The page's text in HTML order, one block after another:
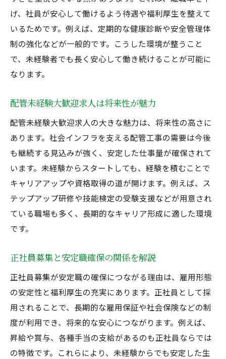
げ、社員が安心して働けるよう待遇や福利厚生を整えて
いるためです。例えば、定期的な健康診断や安全管理体
制の強化などが一般的です。こうした環境が整うこと
で、未経験者でも長く安心して働き続けることが可能に
なります。
配管未経験大歓迎求人は将来性が魅力
配管未経験大歓迎求人の大きな魅力は、将来性の高さに
あります。社会インフラを支える配管工事の需要は今後
も継続する見込みが強く、安定した仕事量が確保されて
います。未経験からスタートしても、経験を積むことで
キャリアアップや資格取得の道が開けます。例えば、ス
テップアップ研修や技能検定の受験支援などが用意され
ている職場も多く、長期的なキャリア形成に適した環境
です。
正社員募集と安定職確保の関係を解説
正社員募集が安定職の確保につながる理由は、雇用形態
の安定性と福利厚生の充実にあります。正社員として採
用されることで、長期的な雇用保証や社会保険などの制
度が利用でき、将来的な安心につながります。例えば、
昇給や賞与、各種手当の支給があるのも正社員ならでは
の特徴です。これらにより、未経験からでも安定した生